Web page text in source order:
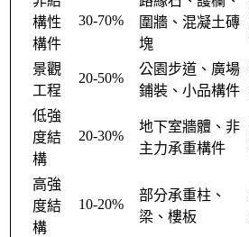
構性
構件
30-70%
圍牆、混凝土磚
塊
景觀
工程
20-50%
公園步道、廣場
鋪裝、小品構件
低強
度結
構
20-30%
地下室牆體、非
主力承重構件
高強
度結
構
10-20%
部分承重柱、
梁、樓板